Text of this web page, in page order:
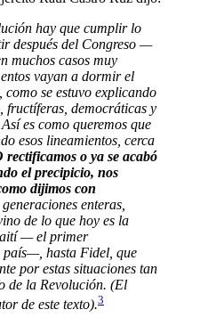
hay que cumplir lo
después del Congreso —
muchos casos muy
vayan a dormir el
como se estuvo explicando
fructíferas, democráticas y
es como queremos que
esos lineamientos, cerca
rectificamos o ya se acabó
el precipicio, nos
dijimos con
enteras,
de lo que hoy es la
— el primer
país—, hasta Fidel, que
por estas situaciones tan
de la Revolución. (El
de este texto).3